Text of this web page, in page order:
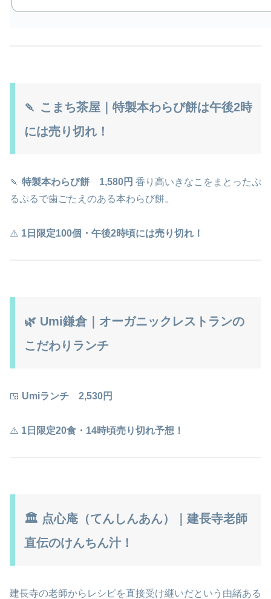
🍡 こまち茶屋｜特製本わらび餅は午後2時
には売り切れ！
🍡 特製本わらび餅 1,580円 香り高いきなこをまとったぷ
るぷるで歯ごたえのある本わらび餅。
⚠️ 1日限定100個・午後2時頃には売り切れ！
🌿 Umi鎌倉｜オーガニックレストランの
こだわりランチ
🍱 Umiランチ 2,530円
⚠️ 1日限定20食・14時頃売り切れ予想！
🏛️ 点心庵（てんしんあん）｜建長寺老師
直伝のけんちん汁！
建長寺の老師からレシピを直接受け継いだという由緒ある